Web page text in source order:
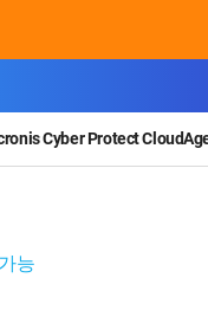
Cyber Protect Cloud
능